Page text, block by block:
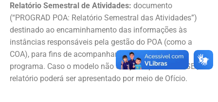
Relatório Semestral de Atividades: documento
(“PROGRAD POA: Relatório Semestral das Atividades”)
destinado ao encaminhamento das informações às
instâncias responsáveis pela gestão do POA (como a
COA), para fins de acompanhamento e avaliação do
programa. Caso o modelo não esteja disponível no SEI, o
relatório poderá ser apresentado por meio de Ofício.